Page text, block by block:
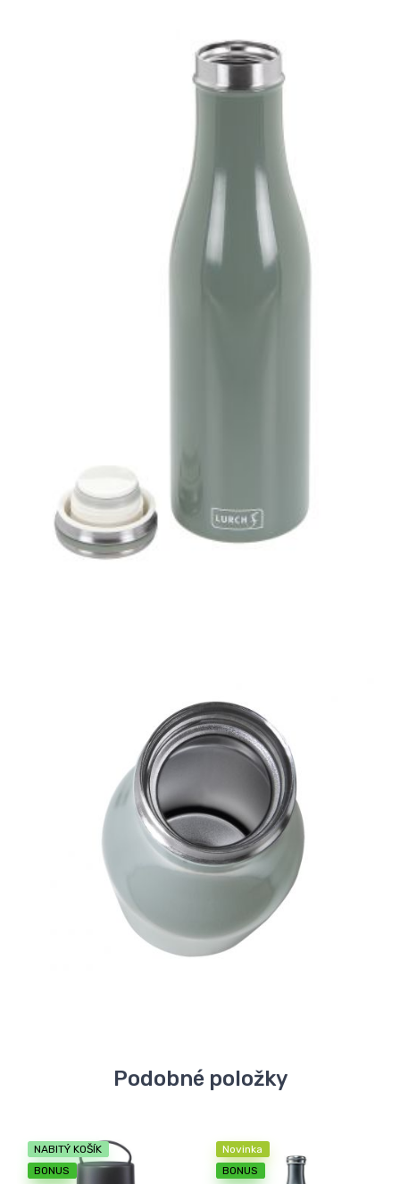
Podobné položky
NABITÝ KOŠÍK
BONUS
Novinka
BONUS